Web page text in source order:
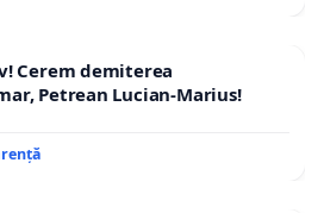
Cerem demiterea
Petrean Lucian-Marius!